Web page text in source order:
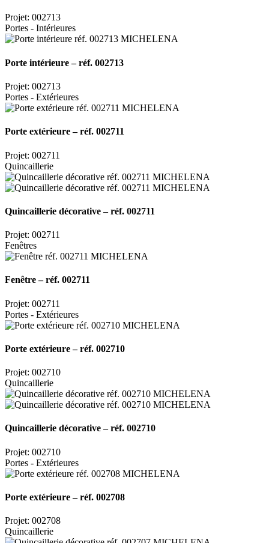
Projet: 002713
Portes - Intérieures
Porte intérieure – réf. 002713
Projet: 002713
Portes - Extérieures
Porte extérieure – réf. 002711
Projet: 002711
Quincaillerie
Quincaillerie décorative – réf. 002711
Projet: 002711
Fenêtres
Fenêtre – réf. 002711
Projet: 002711
Portes - Extérieures
Porte extérieure – réf. 002710
Projet: 002710
Quincaillerie
Quincaillerie décorative – réf. 002710
Projet: 002710
Portes - Extérieures
Porte extérieure – réf. 002708
Projet: 002708
Quincaillerie